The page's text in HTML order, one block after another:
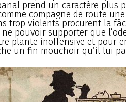
prend un caractère plus
compagne de route
trop violents procurent la
pouvoir supporter que
plante inoffensive et pour
un fin mouchoir qu’il lui